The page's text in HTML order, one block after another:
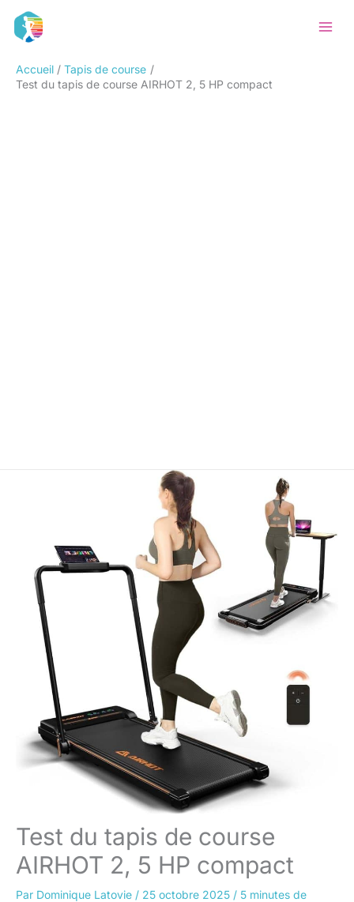
Accueil
Tapis de course
Test du tapis de course AIRHOT 2, 5 HP compact
Test du tapis de course
AIRHOT 2, 5 HP compact
Par Dominique Latovie / 25 octobre 2025 / 5 minutes de
Rechercher